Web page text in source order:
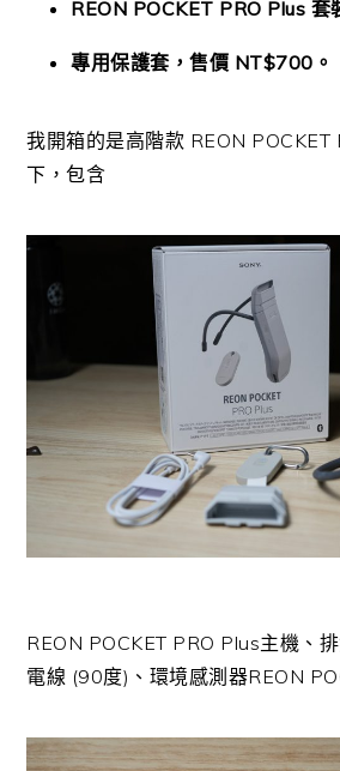
REON POCKET PRO Plus
專用保護套，售價 NT$700。
我開箱的是高階款 REON POCKET
下，包含
REON POCKET PRO Plus主機、
電線 (90度)、環境感測器REON